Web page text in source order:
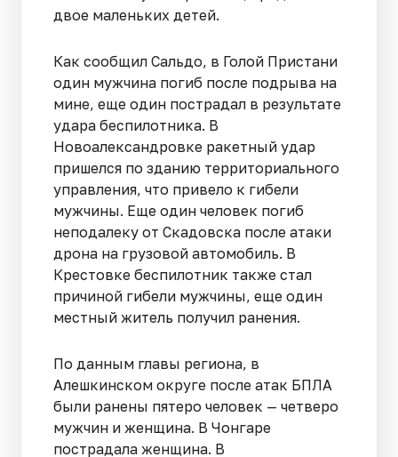
двое маленьких детей.
Как сообщил Сальдо, в Голой Пристани
один мужчина погиб после подрыва на
мине, еще один пострадал в результате
удара беспилотника. В
Новоалександровке ракетный удар
пришелся по зданию территориального
управления, что привело к гибели
мужчины. Еще один человек погиб
неподалеку от Скадовска после атаки
дрона на грузовой автомобиль. В
Крестовке беспилотник также стал
причиной гибели мужчины, еще один
местный житель получил ранения.
По данным главы региона, в
Алешкинском округе после атак БПЛА
были ранены пятеро человек — четверо
мужчин и женщина. В Чонгаре
пострадала женщина. В